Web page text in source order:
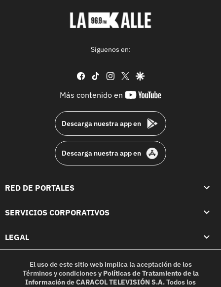
Síguenos en:
facebook
tiktok instagram
twittergoogle
Más contenido en
youtube-
Descarga nuestra app en
Descarga nuestra app en
RED DE PORTALES
SERVICIOS CORPORATIVOS
LEGAL
El uso de este sitio web implica la aceptación de los
Términos y condicionesy Políticas de Tratamiento de la
InformacióndeCARACOL TELEVISIÓN S.A.Todos los